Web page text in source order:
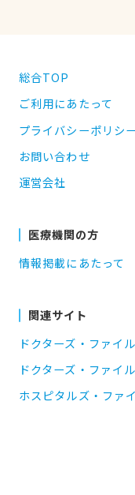
総合TOP
ご利用にあたって
プライバシーポリシー
お問い合わせ
運営会社
医療機関の方
情報掲載にあたって
関連サイト
ドクターズ・ファイル
ドクターズ・ファイ
ホスピタルズ・ファ